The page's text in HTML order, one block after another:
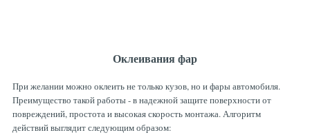
Оклеивания фар
При желании можно оклеить не только кузов, но и фары автомобиля.
Преимущество такой работы - в надежной защите поверхности от
повреждений, простота и высокая скорость монтажа. Алгоритм
действий выглядит следующим образом: